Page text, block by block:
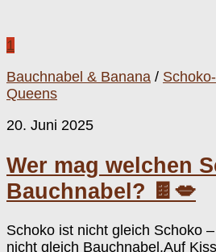
1
Bauchnabel & Banana /
Queens
20. Juni 2025
Wer mag welchen
Bauchnabel? 🍫💋
Schoko ist nicht gleich Schoko
nicht gleich Bauchnabel.Auf